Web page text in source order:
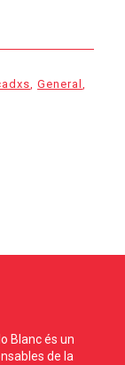
, General ,
Blanc és un
de la